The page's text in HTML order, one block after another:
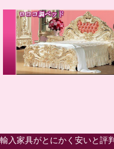
輸入家具がとにかく安いと評